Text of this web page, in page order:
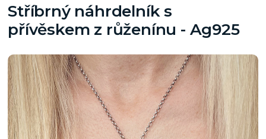
Stříbrný náhrdelník s
přívěskem z růženínu - Ag925